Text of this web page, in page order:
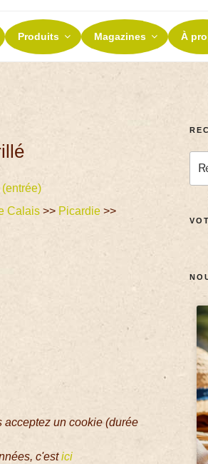
Produits Magazines À
Calais>> Picardie>>
acceptez un cookie (durée
c'estici